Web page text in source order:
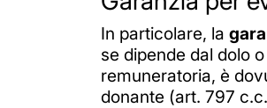
In particolare, la
se dipende dal dolo
remuneratoria, è
donante (art. 797